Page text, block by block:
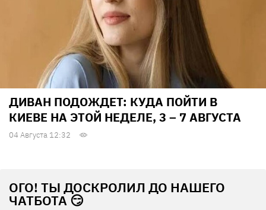
ДИВАН ПОДОЖДЕТ: КУДА ПОЙТИ В
КИЕВЕ НА ЭТОЙ НЕДЕЛЕ, 3 – 7 АВГУСТА
04 Августа 12:32
ОГО! ТЫ ДОСКРОЛИЛ ДО НАШЕГО
ЧАТБОТА 😏